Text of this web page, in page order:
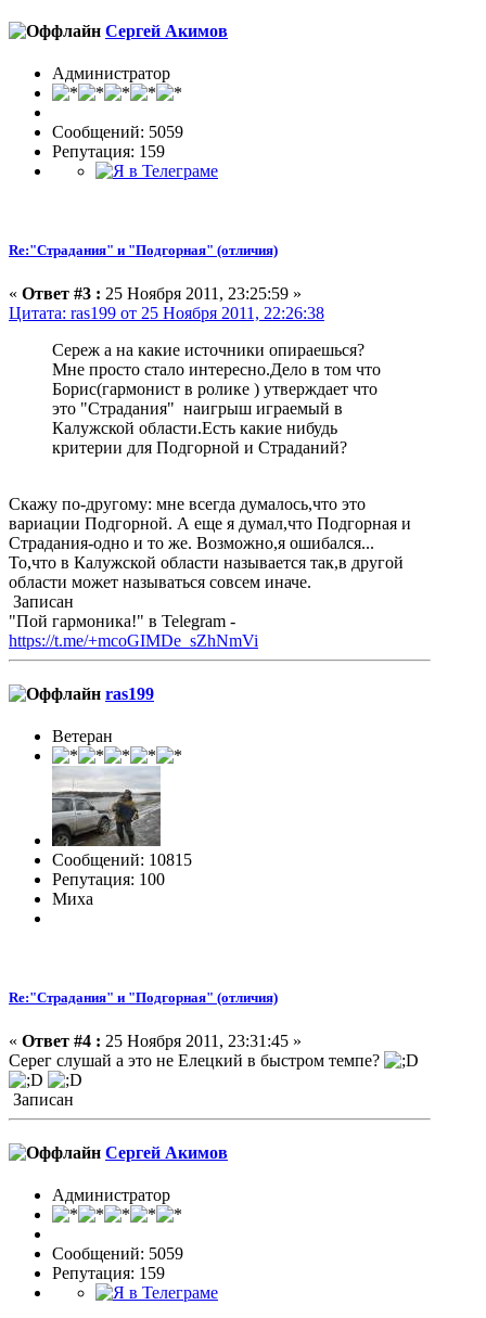
Сергей Акимов
Администратор
Сообщений: 5059
Репутация: 159
Re:"Страдания" и "Подгорная" (отличия)
« Ответ #3 : 25 Ноября 2011, 23:25:59 »
Цитата: ras199 от 25 Ноября 2011, 22:26:38
Сереж а на какие источники опираешься?
Мне просто стало интересно.Дело в том что
Борис(гармонист в ролике ) утверждает что
это "Страдания" наигрыш играемый в
Калужской области.Есть какие нибудь
критерии для Подгорной и Страданий?
Скажу по-другому: мне всегда думалось,что это
вариации Подгорной. А еще я думал,что Подгорная и
Страдания-одно и то же. Возможно,я ошибался...
То,что в Калужской области называется так,в другой
области может называться совсем иначе.
Записан
"Пой гармоника!" в Telegram -
https://t.me/+mcoGIMDe_sZhNmVi
ras199
Ветеран
Сообщений: 10815
Репутация: 100
Миха
Re:"Страдания" и "Подгорная" (отличия)
« Ответ #4 : 25 Ноября 2011, 23:31:45 »
Серег слушай а это не Елецкий в быстром темпе?
Записан
Сергей Акимов
Администратор
Сообщений: 5059
Репутация: 159